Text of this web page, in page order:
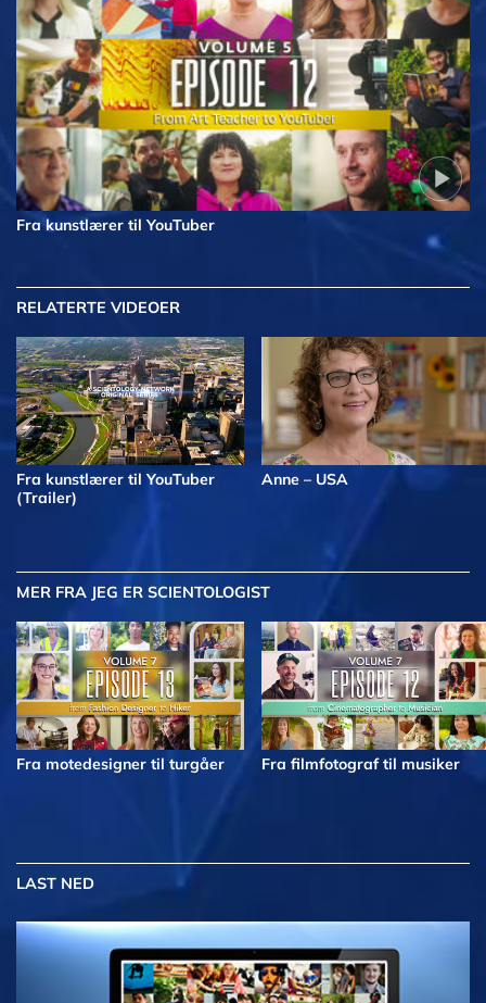
Fra kunstlærer til YouTuber
RELATERTE VIDEOER
Fra kunstlærer til YouTuber
(Trailer)
Anne – USA
MER FRA JEG ER SCIENTOLOGIST
Fra motedesigner til turgåer Fra filmfotograf til musiker
LAST NED